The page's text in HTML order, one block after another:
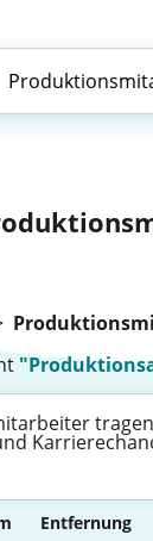
Entfernung